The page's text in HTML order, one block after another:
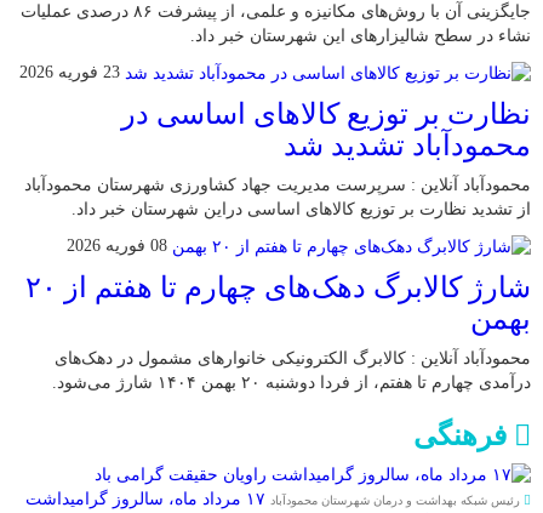
جایگزینی آن با روش‌های مکانیزه و علمی، از پیشرفت ۸۶ درصدی عملیات
نشاء در سطح شالیزارهای این شهرستان خبر داد.
23 فوریه 2026
نظارت بر توزیع کالا‌های اساسی در
محمودآباد تشدید شد
محمودآباد آنلاین : سرپرست مدیریت جهاد کشاورزی شهرستان محمودآباد
از تشدید نظارت بر توزیع کالا‌های اساسی دراین شهرستان خبر داد.
08 فوریه 2026
شارژ کالابرگ دهک‌های چهارم تا هفتم از ۲۰
بهمن
محمودآباد آنلاین : کالابرگ الکترونیکی خانوار‌های مشمول در دهک‌های
درآمدی چهارم تا هفتم، از فردا دوشنبه ۲۰ بهمن ۱۴۰۴ شارژ می‌شود.
فرهنگی
رئیس شبکه بهداشت و درمان شهرستان محمودآباد
۱۷ مرداد ماه، سالروز گرامیداشت